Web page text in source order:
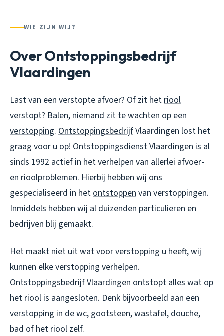
WIE ZIJN WIJ?
Over Ontstoppingsbedrijf
Vlaardingen
Last van een verstopte afvoer? Of zit het riool
verstopt? Balen, niemand zit te wachten op een
verstopping. OntstoppingsbedrijfVlaardingen lost het
graag voor u op! Ontstoppingsdienst Vlaardingen is al
sinds 1992 actief in het verhelpen van allerlei afvoer-
en rioolproblemen. Hierbij hebben wij ons
gespecialiseerd in het ontstoppen van verstoppingen.
Inmiddels hebben wij al duizenden particulieren en
bedrijven blij gemaakt.
Het maakt niet uit wat voor verstopping u heeft, wij
kunnen elke verstopping verhelpen.
Ontstoppingsbedrijf Vlaardingen ontstopt alles wat op
het riool is aangesloten. Denk bijvoorbeeld aan een
verstopping in de wc, gootsteen, wastafel, douche,
bad of het riool zelf.